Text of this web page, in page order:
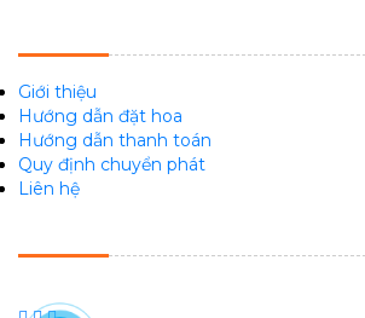
Giới thiệu
Hướng dẫn đặt hoa
Hướng dẫn thanh toán
Quy định chuyển phát
Liên hệ